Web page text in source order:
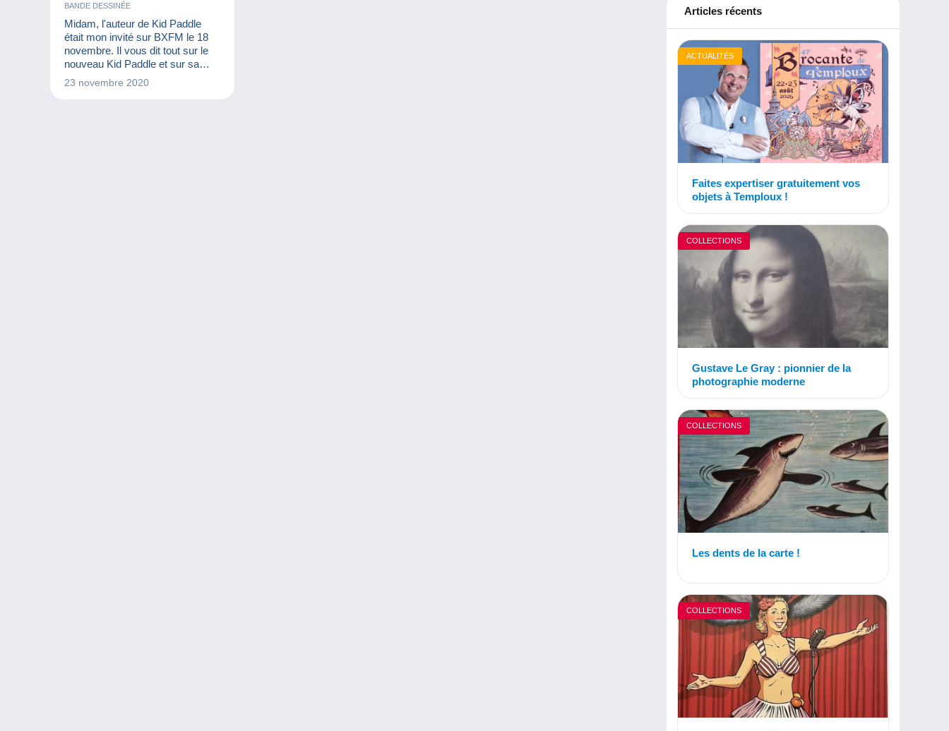
BANDE DESSINÉE
Midam, l'auteur de Kid Paddle
était mon invité sur BXFM le 18
novembre. Il vous dit tout sur le
nouveau Kid Paddle et sur sa
nouvelle exposition au CBBD !
23 novembre 2020
Articles récents
ACTUALITÉS
Faites expertiser gratuitement vos
objets à Temploux !
COLLECTIONS
Gustave Le Gray : pionnier de la
photographie moderne
COLLECTIONS
Les dents de la carte !
COLLECTIONS